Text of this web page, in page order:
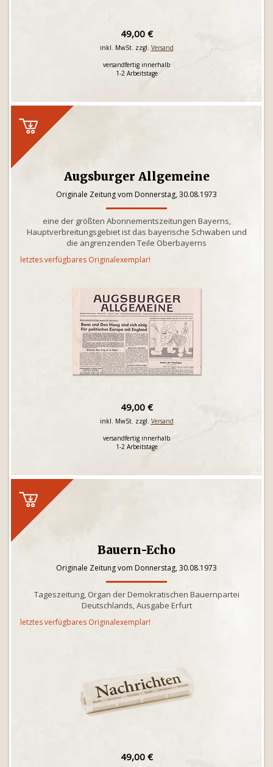
49,00 €
inkl. MwSt. zzgl. Versand
versandfertig innerhalb
1-2 Arbeitstage
Augsburger Allgemeine
Originale Zeitung vom Donnerstag, 30.08.1973
eine der größten Abonnementszeitungen Bayerns,
Hauptverbreitungsgebiet ist das bayerische Schwaben und
die angrenzenden Teile Oberbayerns
letztes verfügbares Originalexemplar!
49,00 €
inkl. MwSt. zzgl. Versand
versandfertig innerhalb
1-2 Arbeitstage
Bauern-Echo
Originale Zeitung vom Donnerstag, 30.08.1973
Tageszeitung, Organ der Demokratischen Bauernpartei
Deutschlands, Ausgabe Erfurt
letztes verfügbares Originalexemplar!
49,00 €